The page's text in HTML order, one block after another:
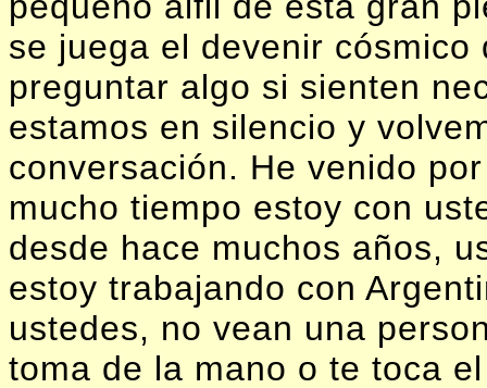
se juega el devenir
preguntar algo si sienten
estamos en silencio y
conversación. He venido
mucho tiempo estoy con
desde hace muchos años,
estoy trabajando con
ustedes, no vean una
toma de la mano o te toca